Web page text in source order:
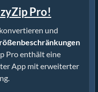
Pro!
und
Pro enthält eine
App mit erweiterter